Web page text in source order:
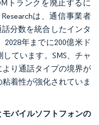
トランクを廃止するに
は、通信事業者
分数を統合したインタ
年までに200億米ド
ています。SMS、チャ
り通話タイプの境界が
着性が強化されていま
バイルソフトフォンの